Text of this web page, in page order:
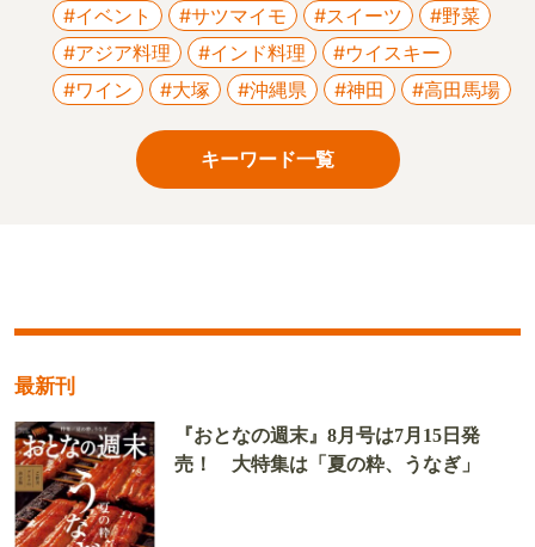
#イベント #サツマイモ #スイーツ
#野菜
#アジア料理
#インド料理
#ウイスキー
#ワイン
#大塚 #沖縄県 #神田 #高田馬場
キーワード一覧
最新刊
『おとなの週末』8月号は7月15日発
売！ 大特集は「夏の粋、うなぎ」